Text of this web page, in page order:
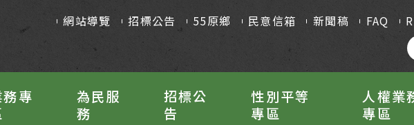
網站導覽 招標公告 55原鄉 民意信箱 新聞稿 FAQ
務專
為民服
務
招標公
告
性別平等
專區
人權業
專區